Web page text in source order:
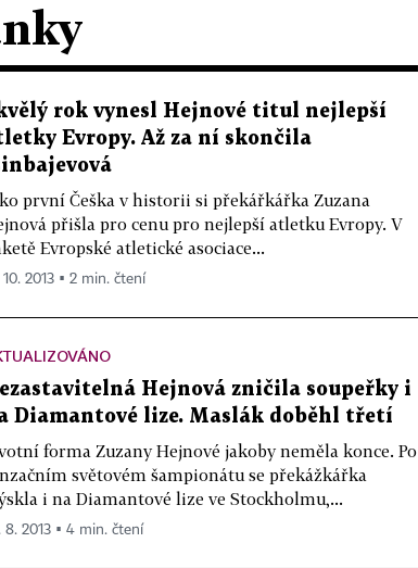
rok vynesl Hejnové titul nejlepší
Evropy. Až za ní skončila
první Češka v historii si překářkářka Zuzana
přišla pro cenu pro nejlepší atletku Evropy. V
Evropské atletické asociace...
10. 2013 ▪ 2 min. čtení
Hejnová zničila soupeřky i
Diamantové lize. Maslák doběhl třetí
forma Zuzany Hejnové jakoby neměla konce. Po
světovém šampionátu se překážkářka
i na Diamantové lize ve Stockholmu,...
8. 2013 ▪ 4 min. čtení